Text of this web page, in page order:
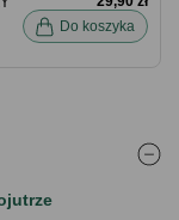
Do koszyka